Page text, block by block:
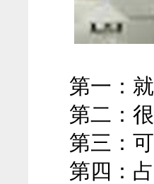
第一：
第二：
第三：
第四：